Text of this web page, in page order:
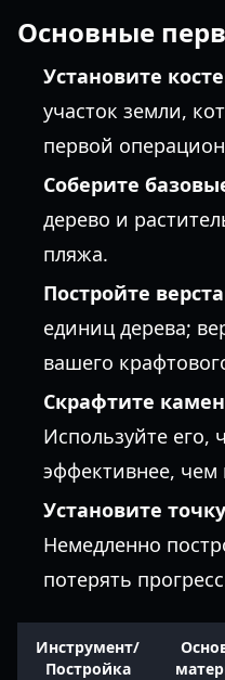
Основные
Установите
участок земли,
первой
Соберите
дерево и
пляжа.
Постройте
единиц дерева;
вашего
Скрафтите
Используйте его,
эффективнее, чем
Установите
Немедленно
потерять
Инструмент/
Постройка